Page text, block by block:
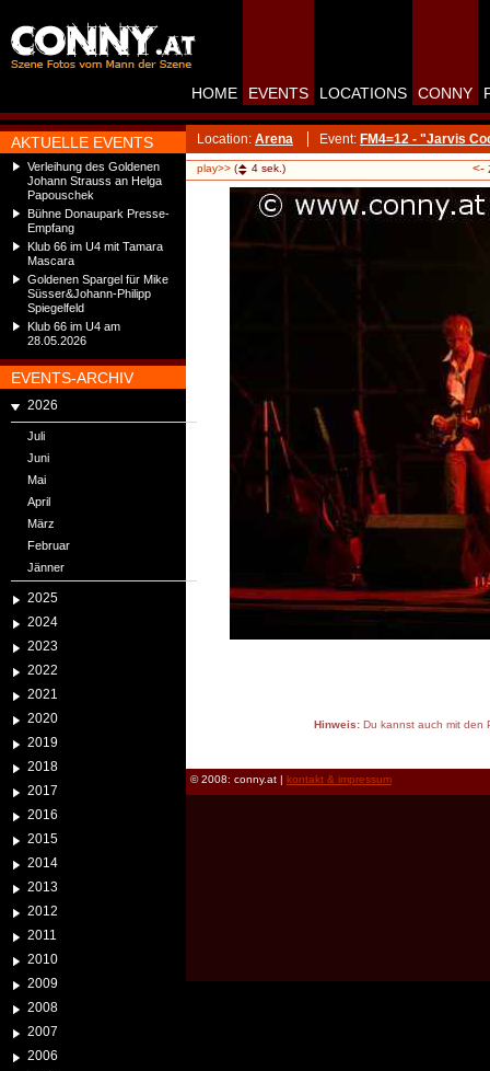
AKTUELLE EVENTS
Verleihung des Goldenen
Johann Strauss an Helga
Papouschek
Bühne Donaupark Presse-
Empfang
Klub 66 im U4 mit Tamara
Mascara
Goldenen Spargel für Mike
Süsser&Johann-Philipp
Spiegelfeld
Klub 66 im U4 am
28.05.2026
EVENTS-ARCHIV
2026
Juli
Juni
Mai
April
März
Februar
Jänner
2025
2024
2023
2022
2021
2020
2019
2018
2017
2016
2015
2014
2013
2012
2011
2010
2009
2008
2007
2006
HOME EVENTS LOCATIONS CONNY
Location: Arena Event: FM4=12 - "Jarvis
play>> ( 4 sek.) <-
Hinweis:Du kannst auch mit den
© 2008: conny.at | kontakt & impressum